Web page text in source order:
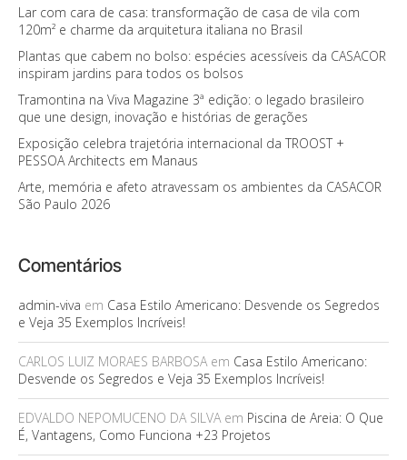
Lar com cara de casa: transformação de casa de vila com
120m² e charme da arquitetura italiana no Brasil
Plantas que cabem no bolso: espécies acessíveis da CASACOR
inspiram jardins para todos os bolsos
Tramontina na Viva Magazine 3ª edição: o legado brasileiro
que une design, inovação e histórias de gerações
Exposição celebra trajetória internacional da TROOST +
PESSOA Architects em Manaus
Arte, memória e afeto atravessam os ambientes da CASACOR
São Paulo 2026
Comentários
admin-viva em Casa Estilo Americano: Desvende os Segredos
e Veja 35 Exemplos Incríveis!
CARLOS LUIZ MORAES BARBOSAem Casa Estilo Americano:
Desvende os Segredos e Veja 35 Exemplos Incríveis!
EDVALDO NEPOMUCENO DA SILVAem Piscina de Areia: O Que
É, Vantagens, Como Funciona +23 Projetos